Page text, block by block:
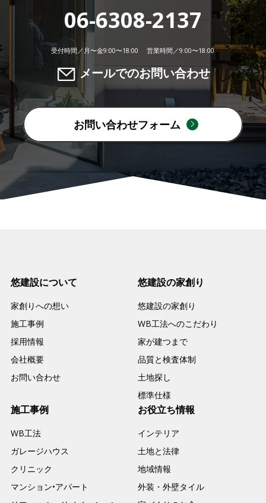
06-6308-2137
受付時間／月〜金9:00〜18:00 営業時間／9:00〜18:00
メールでのお問い合わせ
お問い合わせフォーム
悠建設について
家創りへの想い
施工事例
採用情報
会社概要
お問い合わせ
悠建設の家創り
悠建設の家創り
WB工法へのこだわり
家が建つまで
品質と検査体制
土地探し
標準仕様
施工事例
WB工法
ガレージハウス
クリニック
マンション•アパート
お役立ち情報
インテリア
土地と法律
地域情報
外装・外壁タイル